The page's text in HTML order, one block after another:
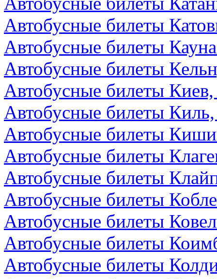
Автобусные билеты
Автобусные билеты
Автобусные билеты
Автобусные билеты
Автобусные билеты
Автобусные билеты
Автобусные билеты
Автобусные билеты
Автобусные билеты
Автобусные билеты
Автобусные билеты
Автобусные билеты